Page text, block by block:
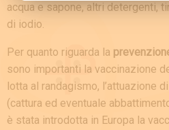
acqua e sapone, altri detergenti,
di iodio.
Per quanto riguarda la
sono importanti la vaccinazione
lotta al randagismo, l’attuazione
(cattura ed eventuale
è stata introdotta in Europa la